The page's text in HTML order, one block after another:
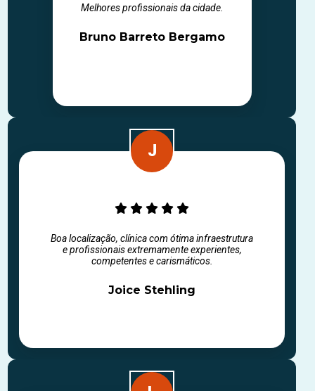
Melhores profissionais da cidade.
Bruno Barreto Bergamo
Boa localização, clínica com ótima infraestrutura
e profissionais extremamente experientes,
competentes e carismáticos.
Joice Stehling